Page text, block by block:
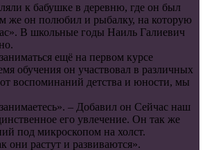
к бабушке в деревню, где он был
же он полюбил и рыбалку, на которую
В школьные годы Наиль Галиевич
ещё на первом курсе
обучения он участвовал в различных
воспоминаний детства и юности, мы
– Добавил он Сейчас наш
его увлечение. Он так же
под микроскопом на холст.
они растут и развиваются».